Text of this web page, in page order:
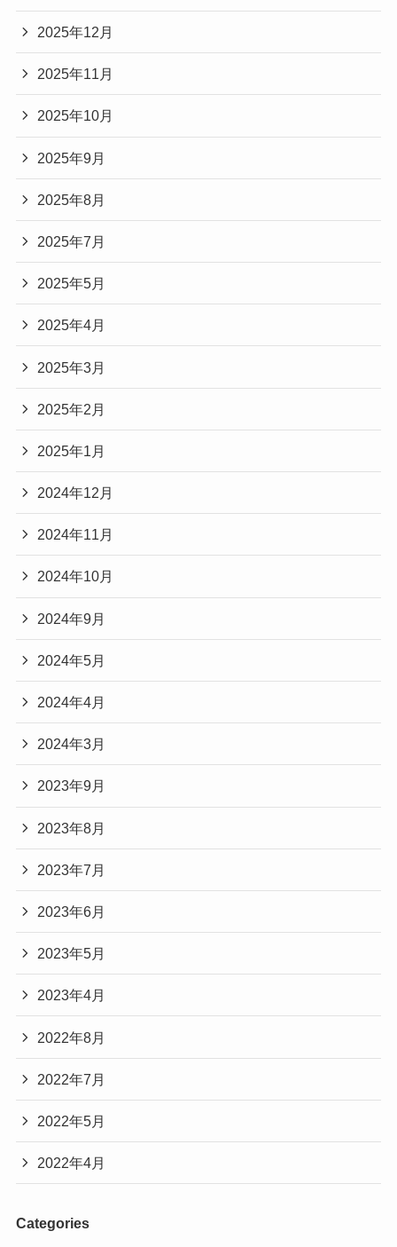
2025年12月
2025年11月
2025年10月
2025年9月
2025年8月
2025年7月
2025年5月
2025年4月
2025年3月
2025年2月
2025年1月
2024年12月
2024年11月
2024年10月
2024年9月
2024年5月
2024年4月
2024年3月
2023年9月
2023年8月
2023年7月
2023年6月
2023年5月
2023年4月
2022年8月
2022年7月
2022年5月
2022年4月
Categories